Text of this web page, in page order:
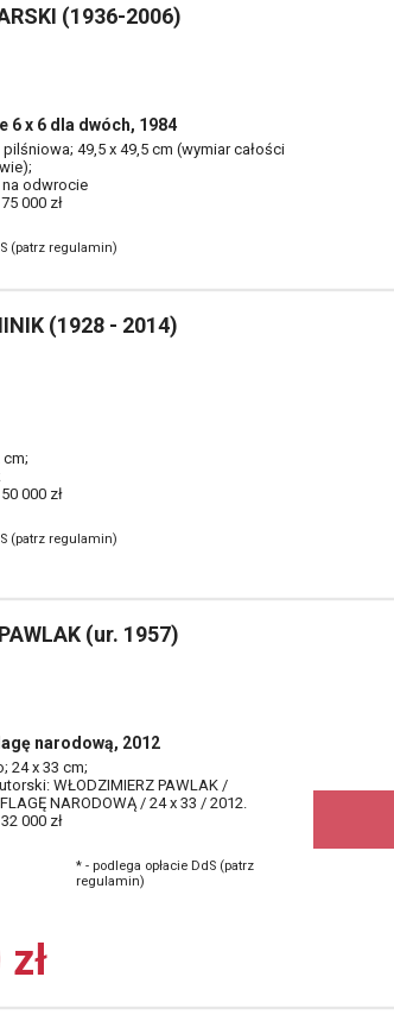
(1936-2006)
6 x 6 dla dwóch, 1984
pilśniowa; 49,5 x 49,5 cm (wymiar całości
na odwrocie
000 zł
(patrz regulamin)
(1928 - 2014)
cm;
000 zł
(patrz regulamin)
(ur. 1957)
narodową, 2012
24 x 33 cm;
WŁODZIMIERZ PAWLAK /
NARODOWĄ / 24 x 33 / 2012.
000 zł
* - podlega opłacie DdS (patrz
regulamin)